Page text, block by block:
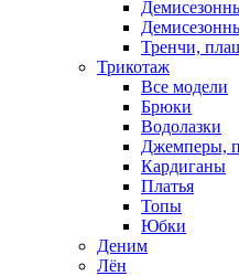
Тренчи,
Трикотаж
Все модели
Брюки
Водолазки
Джемперы,
Кардиганы
Платья
Топы
Юбки
Деним
Лён